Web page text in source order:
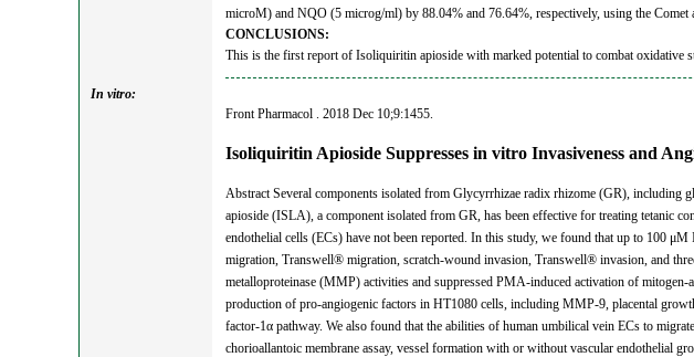
In vitro:
microM) and NQO (5 microg/ml) by 88.04% and 76.64%, respectively, using the
CONCLUSIONS:
This is the first report of Isoliquiritin apioside with marked potential to combat oxidative
Front Pharmacol . 2018 Dec 10;9:1455.
Isoliquiritin Apioside Suppresses in vitro Invasiveness and
Abstract Several components isolated from Glycyrrhizae radix rhizome (GR), including
apioside (ISLA), a component isolated from GR, has been effective for treating tetanic
endothelial cells (ECs) have not been reported. In this study, we found that up to 100
migration, Transwell® migration, scratch-wound invasion, Transwell® invasion, and
metalloproteinase (MMP) activities and suppressed PMA-induced activation of
production of pro-angiogenic factors in HT1080 cells, including MMP-9, placental
factor-1α pathway. We also found that the abilities of human umbilical vein ECs to
chorioallantoic membrane assay, vessel formation with or without vascular endothelial